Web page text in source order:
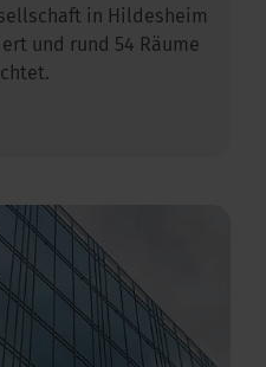
in Hildesheim
und rund 54 Räume